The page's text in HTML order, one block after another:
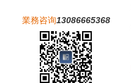
業務咨询13086665368